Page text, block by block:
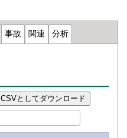
事故 関連 分析
CSVとしてダウンロード